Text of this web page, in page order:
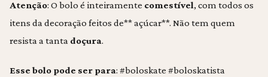
Atenção: O bolo é inteiramente comestível, com todos os
itens da decoração feitos de** açúcar**. Não tem quem
resista a tanta doçura.
Esse bolo pode ser para: #boloskate #boloskatista